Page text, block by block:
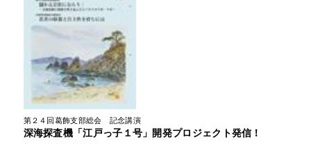
第２４回葛飾支部総会　記念講演
深海探査機「江戸っ子１号」開発プロジェクト発信！